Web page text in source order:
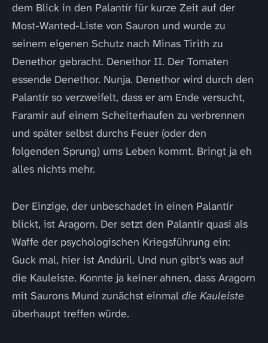
dem Blick in den Palantír für kurze Zeit auf der
Most-Wanted-Liste von Sauron und wurde zu
seinem eigenen Schutz nach Minas Tirith zu
Denethor gebracht. Denethor II. Der Tomaten
essende Denethor. Nunja. Denethor wird durch den
Palantír so verzweifelt, dass er am Ende versucht,
Faramir auf einem Scheiterhaufen zu verbrennen
und später selbst durchs Feuer (oder den
folgenden Sprung) ums Leben kommt. Bringt ja eh
alles nichts mehr.
Der Einzige, der unbeschadet in einen Palantír
blickt, ist Aragorn. Der setzt den Palantír quasi als
Waffe der psychologischen Kriegsführung ein:
Guck mal, hier ist Andúril. Und nun gibt’s was auf
die Kauleiste. Konnte ja keiner ahnen, dass Aragorn
mit Saurons Mund zunächst einmal die Kauleiste
überhaupt treffen würde.